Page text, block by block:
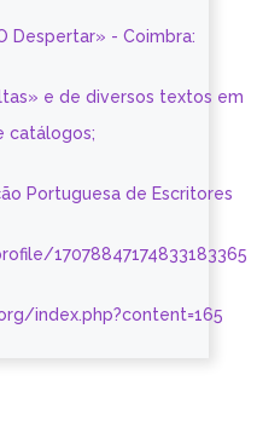
Despertar» - Coimbra:
e de diversos textos em
catálogos;
Portuguesa de Escritores
17078847174833183365
index.php?content=165